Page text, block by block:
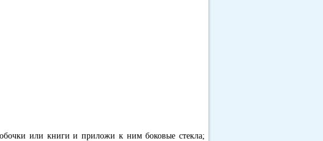
или книги и приложи к ним боковые стекла;